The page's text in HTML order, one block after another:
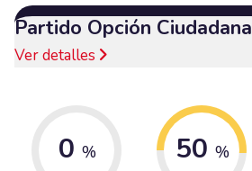
Partido Opción Ciudadana
Ver detalles
0 % 50 %